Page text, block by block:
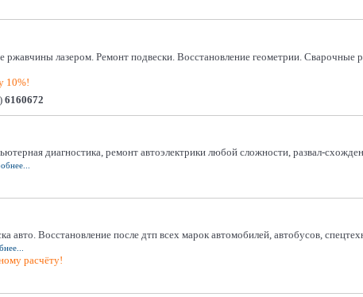
лазером. Ремонт подвески. Восстановление геометрии.
10%!
6160672
диагностика, ремонт автоэлектрики любой сложности, развал-
авто. Восстановление после дтп всех марок автомобилей, автобусов,
расчёту!